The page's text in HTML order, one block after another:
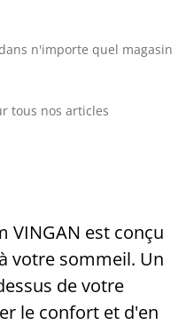
n'importe quel magasin
tous nos articles
VINGAN est conçu
votre sommeil. Un
de votre
le confort et d'en